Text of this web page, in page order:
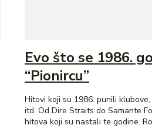
Evo što se 1986.
“Pionircu”
Hitovi koji su 1986. punili
itd. Od Dire Straits do Samante
hitova koji su nastali te godine.